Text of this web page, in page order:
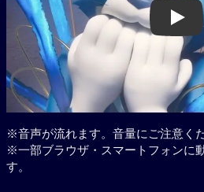
Play
※音声が流れます。音量にご注意くだ
※一部ブラウザ・スマートフォンに
す。